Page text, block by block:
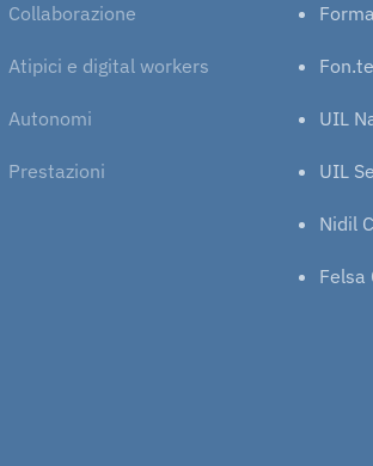
Collaborazione
Atipici e digital workers
Autonomi
Prestazioni
Fon.te
UIL
UIL
Nidil
Felsa